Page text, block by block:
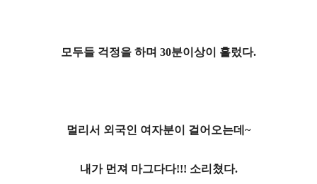
모두들 걱정을 하며 30분이상이 흘렀다.
멀리서 외국인 여자분이 걸어오는데~
내가 먼져 마그다다!!! 소리쳤다.